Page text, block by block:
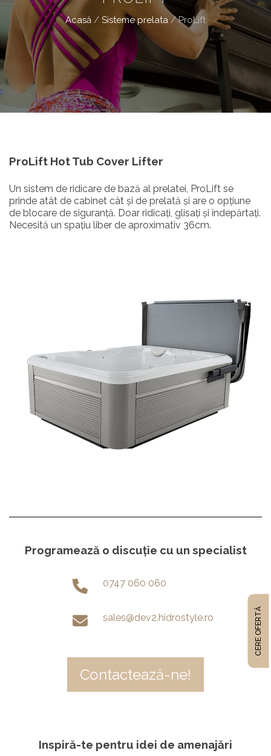
Acasă / Sisteme prelata /ProLift
ProLift Hot Tub Cover Lifter
Un sistem de ridicare de bază al prelatei, ProLift se
prinde atât de cabinet cât și de prelată și are o opțiune
de blocare de siguranță. Doar ridicați, glisați și îndepărtați.
Necesită un spațiu liber de aproximativ 36cm.
Programează o discuție cu un specialist
0747 060 060
sales@dev2.hidrostyle.ro
Contactează-ne!
Inspiră-te pentru idei de amenajări
CERE OFERTĂ